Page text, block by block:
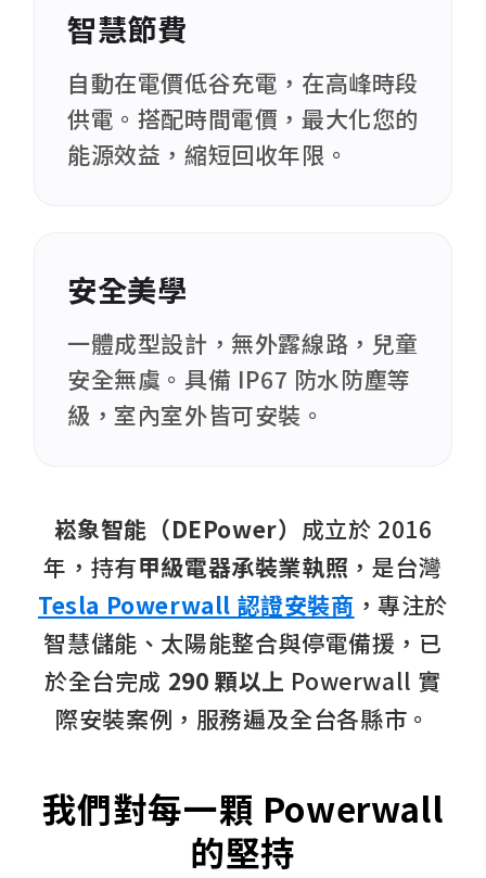
智慧節費
自動在電價低谷充電，在高峰時段
供電。搭配時間電價，最大化您的
能源效益，縮短回收年限。
安全美學
一體成型設計，無外露線路，兒童
安全無虞。具備 IP67 防水防塵等
級，室內室外皆可安裝。
崧象智能（DEPower） 成立於 2016
年，持有甲級電器承裝業執照 ，是台灣
Tesla Powerwall 認證安裝商 ，專注於
智慧儲能、太陽能整合與停電備援，已
於全台完成 290 顆以上 Powerwall 實
際安裝案例，服務遍及全台各縣市。
我們對每一顆 Powerwall
的堅持